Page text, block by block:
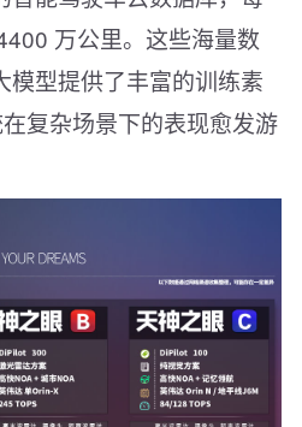
万公里。这些海量数
模型提供了丰富的训练素
复杂场景下的表现愈发游